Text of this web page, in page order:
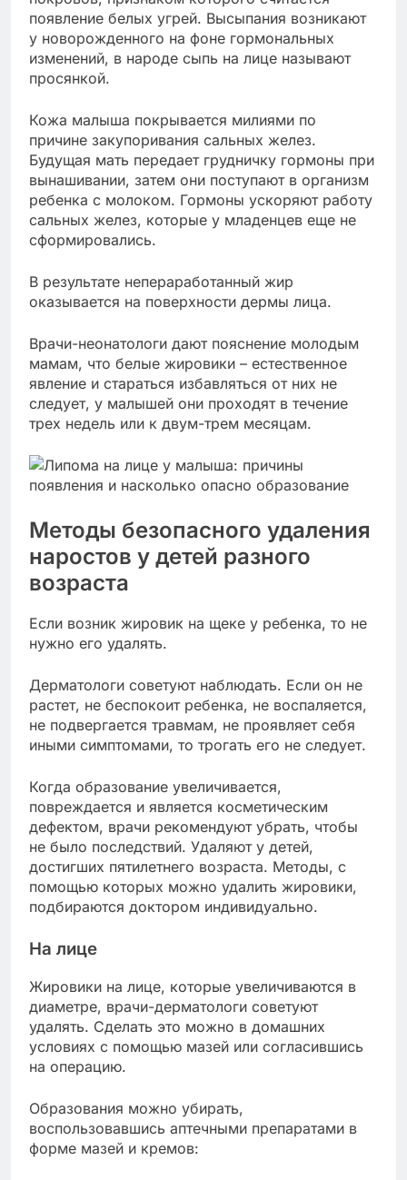
появление белых угрей. Высыпания возникают
у новорожденного на фоне гормональных
изменений, в народе сыпь на лице называют
просянкой.
Кожа малыша покрывается милиями по
причине закупоривания сальных желез.
Будущая мать передает грудничку гормоны при
вынашивании, затем они поступают в организм
ребенка с молоком. Гормоны ускоряют работу
сальных желез, которые у младенцев еще не
сформировались.
В результате непераработанный жир
оказывается на поверхности дермы лица.
Врачи-неонатологи дают пояснение молодым
мамам, что белые жировики – естественное
явление и стараться избавляться от них не
следует, у малышей они проходят в течение
трех недель или к двум-трем месяцам.
Методы безопасного удаления
наростов у детей разного
возраста
Если возник жировик на щеке у ребенка, то не
нужно его удалять.
Дерматологи советуют наблюдать. Если он не
растет, не беспокоит ребенка, не воспаляется,
не подвергается травмам, не проявляет себя
иными симптомами, то трогать его не следует.
Когда образование увеличивается,
повреждается и является косметическим
дефектом, врачи рекомендуют убрать, чтобы
не было последствий. Удаляют у детей,
достигших пятилетнего возраста. Методы, с
помощью которых можно удалить жировики,
подбираются доктором индивидуально.
На лице
Жировики на лице, которые увеличиваются в
диаметре, врачи-дерматологи советуют
удалять. Сделать это можно в домашних
условиях с помощью мазей или согласившись
на операцию.
Образования можно убирать,
воспользовавшись аптечными препаратами в
форме мазей и кремов: